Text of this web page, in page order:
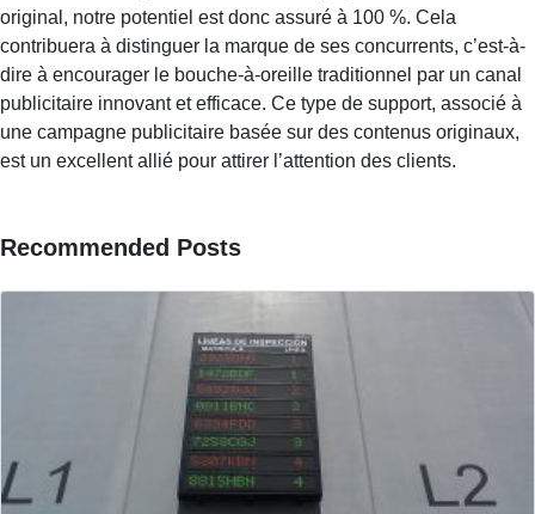
original, notre potentiel est donc assuré à 100 %. Cela
contribuera à distinguer la marque de ses concurrents, c’est-à-
dire à encourager le bouche-à-oreille traditionnel par un canal
publicitaire innovant et efficace. Ce type de support, associé à
une campagne publicitaire basée sur des contenus originaux,
est un excellent allié pour attirer l’attention des clients.
Recommended Posts